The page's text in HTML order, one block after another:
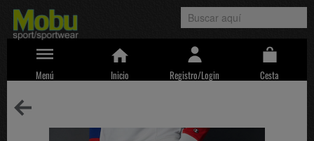
Menú Inicio Registro/Login Cesta